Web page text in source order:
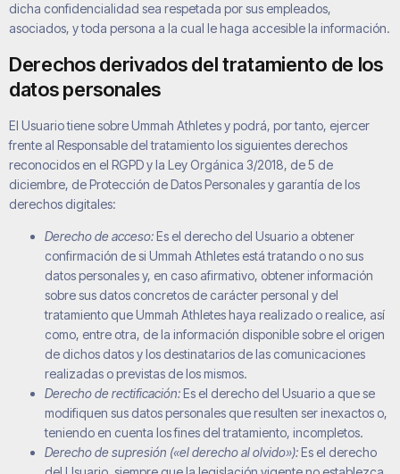
dicha confidencialidad sea respetada por sus empleados,
asociados, y toda persona a la cual le haga accesible la información.
Derechos derivados del tratamiento de los
datos personales
El Usuario tiene sobreUmmah Athletesy podrá, por tanto, ejercer
frente al Responsable del tratamiento los siguientes derechos
reconocidos en el RGPD y la Ley Orgánica 3/2018, de 5 de
diciembre, de Protección de Datos Personales y garantía de los
derechos digitales:
Derecho de acceso:Es el derecho del Usuario a obtener
confirmación de si Ummah Athletes está tratando o no sus
datos personales y, en caso afirmativo, obtener información
sobre sus datos concretos de carácter personal y del
tratamiento queUmmah Athleteshaya realizado o realice, así
como, entre otra, de la información disponible sobre el origen
de dichos datos y los destinatarios de las comunicaciones
realizadas o previstas de los mismos.
Derecho de rectificación:Es el derecho del Usuario a que se
modifiquen sus datos personales que resulten ser inexactos o,
teniendo en cuenta los fines del tratamiento, incompletos.
Derecho de supresión («el derecho al olvido»):Es el derecho